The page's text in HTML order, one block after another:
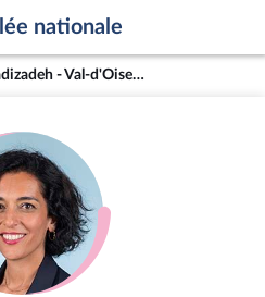
nationale
Mme Ayda Hadizadeh - Val-d'Oise (2e circonscription)